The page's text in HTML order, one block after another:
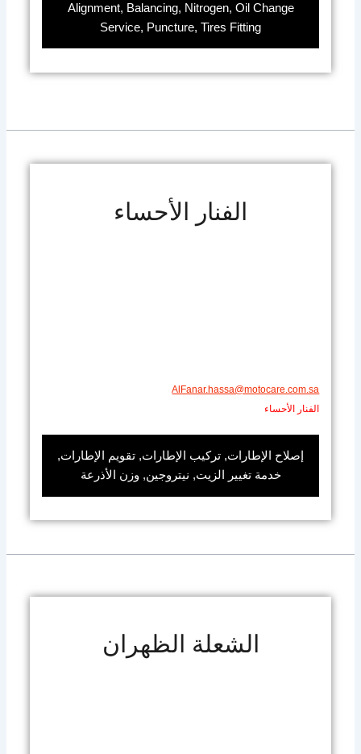
Alignment, Balancing, Nitrogen, Oil Change
Service, Puncture, Tires Fitting
الفنار الأحساء
AlFanar.hassa@motocare.com.sa​
الفنار الأحساء
إصلاح الإطارات, تركيب الإطارات, تقويم الإطارات,
خدمة تغيير الزيت, نيتروجين, وزن الأذرعة
الشعلة الظهران